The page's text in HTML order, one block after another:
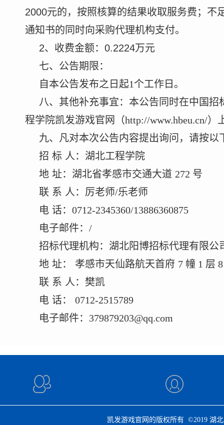
2000元的，按照核算的结果收取服务费；不
通知书的同时向采购代理机构支付。
2、收费金额：0.2224万元
七、公告期限：
自本公告发布之日起1个工作日。
八、其他补充事宜：本公告同时在中国招
程学院凯发游戏官网（http://www.hbeu.cn/）
九、凡对本次公告内容提出询问，请按以
招 标 人：湖北工程学院
地 址：湖北省孝感市交通大道 272 号
联 系 人：厉老师/乐老师
电 话： 0712-2345360/13886360875
电子邮件： /
招标代理机构：湖北阳博招标代理有限公
地 址： 孝感市天仙路航天首府 7 幢 1 层
联 系 人：樊凯
电 话：
0712-2515789
电子邮件： 379879203@qq.com
凯发游戏官网的版权所有 ©2019 湖